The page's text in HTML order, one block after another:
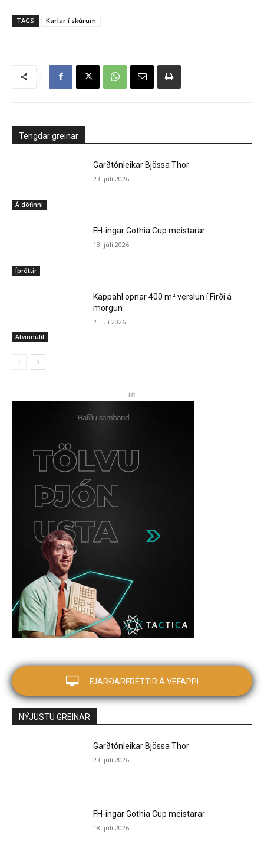
TAGS Karlar í skúrum
Tengdar greinar
Á döfinni
Garðtónleikar Bjössa Thor
23. júlí 2026
Íþróttir
FH-ingar Gothia Cup meistarar
18. júlí 2026
Atvinnulíf
Kappahl opnar 400 m² verslun í Firði á
morgun
2. júlí 2026
- H1 -
FJARÐARFRÉTTIR Á VEFAPPI
NÝJUSTU GREINAR
Garðtónleikar Bjössa Thor
23. júlí 2026
FH-ingar Gothia Cup meistarar
18. júlí 2026